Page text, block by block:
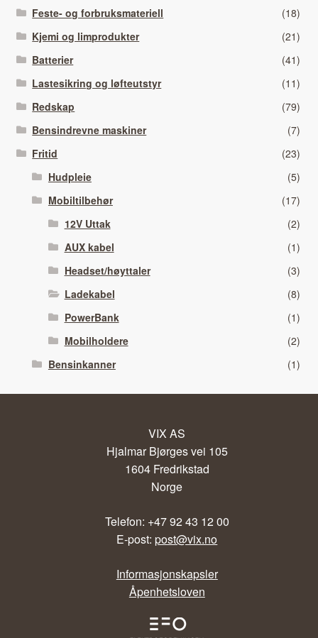
Feste- og forbruksmateriell
(18)
Kjemi og limprodukter
(21)
Batterier
(41)
Lastesikring og løfteutstyr
(11)
Redskap
(79)
Bensindrevne maskiner
(7)
Fritid
(23)
Hudpleie
(5)
Mobiltilbehør
(17)
12V Uttak
(2)
AUX kabel
(1)
Headset/høyttaler
(3)
Ladekabel
(8)
PowerBank
(1)
Mobilholdere
(2)
Bensinkanner
(1)
VIX AS
Hjalmar Bjørges vei 105
1604 Fredrikstad
Norge
Telefon: +47 92 43 12 00
E-post:post@vix.no
Informasjonskapsler
Åpenhetsloven